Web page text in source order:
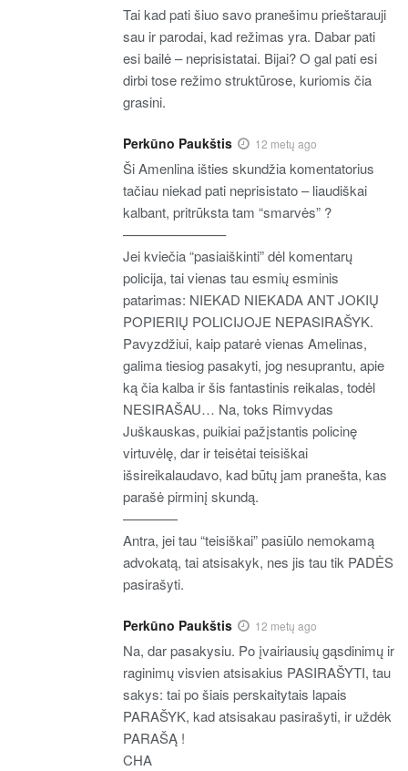
Tai kad pati šiuo savo pranešimu prieštarauji
sau ir parodai, kad režimas yra. Dabar pati
esi bailė – neprisistatai. Bijai? O gal pati esi
dirbi tose režimo struktūrose, kuriomis čia
grasini.
Perkūno Paukštis 12 metų ago
Ši Amenlina išties skundžia komentatorius
tačiau niekad pati neprisistato – liaudiškai
kalbant, pritrūksta tam “smarvės” ?
———————–
Jei kviečia “pasiaiškinti” dėl komentarų
policija, tai vienas tau esmių esminis
patarimas: NIEKAD NIEKADA ANT JOKIŲ
POPIERIŲ POLICIJOJE NEPASIRAŠYK.
Pavyzdžiui, kaip patarė vienas Amelinas,
galima tiesiog pasakyti, jog nesuprantu, apie
ką čia kalba ir šis fantastinis reikalas, todėl
NESIRAŠAU… Na, toks Rimvydas
Juškauskas, puikiai pažįstantis policinę
virtuvėlę, dar ir teisėtai teisiškai
išsireikalaudavo, kad būtų jam pranešta, kas
parašė pirminį skundą.
————
Antra, jei tau “teisiškai” pasiūlo nemokamą
advokatą, tai atsisakyk, nes jis tau tik PADĖS
pasirašyti.
Perkūno Paukštis 12 metų ago
Na, dar pasakysiu. Po įvairiausių gąsdinimų ir
raginimų visvien atsisakius PASIRAŠYTI, tau
sakys: tai po šiais perskaitytais lapais
PARAŠYK, kad atsisakau pasirašyti, ir uždėk
PARAŠĄ !
CHA